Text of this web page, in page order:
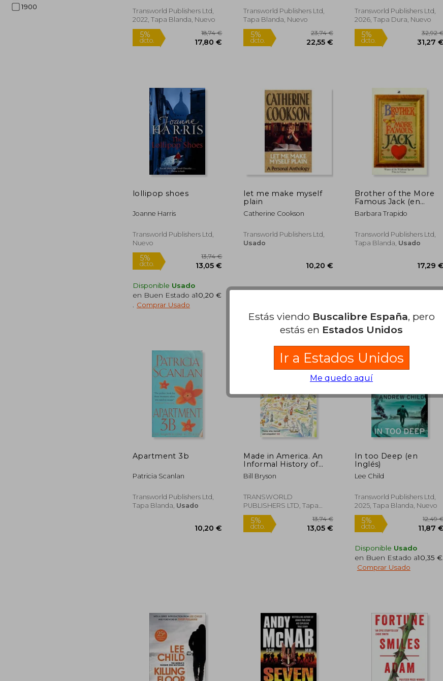
1900
Transworld Publishers Ltd,
2022, Tapa Blanda, Nuevo
5%
dcto.
Transworld Publishers Ltd,
Tapa Blanda, Nuevo
5%
dcto.
Transworld Publishers Ltd,
2026, Tapa Dura, Nuevo
5%
dcto.
lollipop shoes
Joanne Harris
Transworld Publishers Ltd,
Nuevo
5%
dcto.
Disponible Usado
en Buen Estado a10,20 €
Comprar Usado
let me make myself
plain
Catherine Cookson
Transworld Publishers Ltd,
Usado
10,20 €
Brother of the More
Famous Jack (en
Inglés)
Barbara Trapido
Transworld Publishers Ltd,
Tapa Blanda, Usado
Apartment 3b
Patricia Scanlan
Transworld Publishers Ltd,
Tapa Blanda, Usado
Made in America. An
Informal History of
American English
(Bryson) (en Inglés)
Bill Bryson
TRANSWORLD
PUBLISHERS LTD, Tapa
Blanda, Nuevo
5%
dcto.
In too Deep (en
Inglés)
Lee Child
Transworld Publishers Ltd,
2025, Tapa Blanda, Nuevo
5%
dcto.
Disponible Usado
en Buen Estado a10,35 €.
Comprar Usado
Estás viendo Buscalibre España, pero
estás en Estados Unidos
Ir a Estados Unidos
Me quedo aquí